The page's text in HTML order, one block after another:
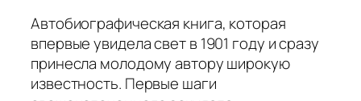
Автобиографическая книга, которая
впервые увидела свет в 1901 году и сразу
принесла молодому автору широкую
известность. Первые шаги